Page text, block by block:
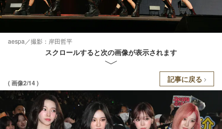
aespa／撮影：岸田哲平
スクロールすると次の画像が表示されます
( 画像2/14 ) 記事に戻る